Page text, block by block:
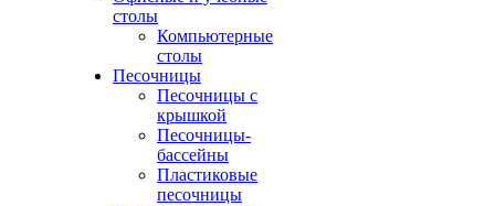
столы
Компьютерные
столы
Песочницы
Песочницы с
крышкой
Песочницы-
бассейны
Пластиковые
песочницы